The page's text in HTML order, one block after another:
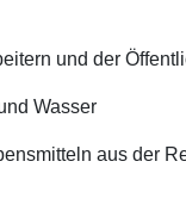
und der
Wasser
aus der